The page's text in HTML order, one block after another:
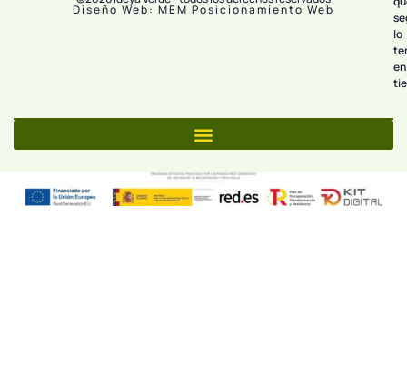
Diseño Web: MEM Posicionamiento Web
lo
en